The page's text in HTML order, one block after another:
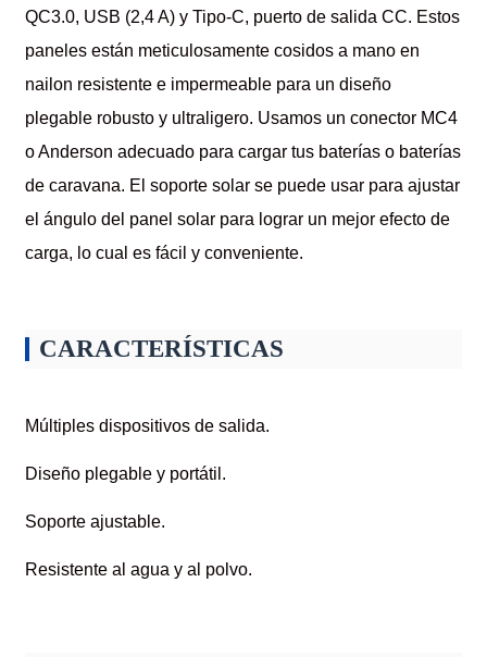
QC3.0, USB (2,4 A) y Tipo-C, puerto de salida CC. Estos
paneles están meticulosamente cosidos a mano en
nailon resistente e impermeable para un diseño
plegable robusto y ultraligero. Usamos un conector MC4
o Anderson adecuado para cargar tus baterías o baterías
de caravana. El soporte solar se puede usar para ajustar
el ángulo del panel solar para lograr un mejor efecto de
carga, lo cual es fácil y conveniente.
CARACTERÍSTICAS
Múltiples dispositivos de salida.
Diseño plegable y portátil.
Soporte ajustable.
Resistente al agua y al polvo.